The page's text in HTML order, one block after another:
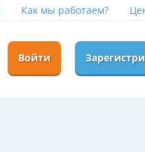
Как мы работаем?
Войти